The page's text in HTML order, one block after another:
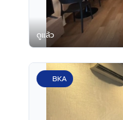
ดูแล้ว
BKA